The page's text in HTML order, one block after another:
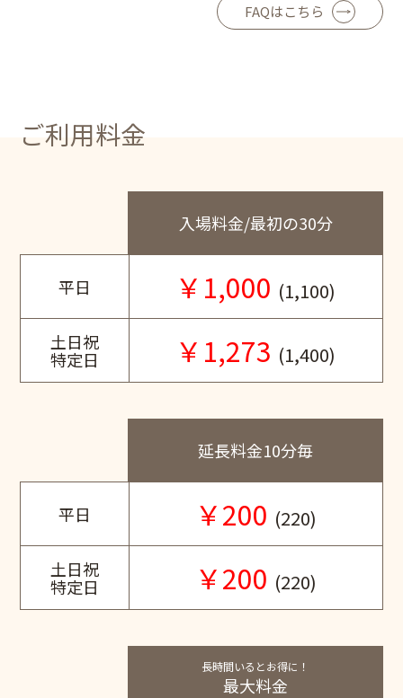
FAQはこちら
ご利用料金
入場料金/最初の30分
平日 ￥1,000 (1,100)
土日祝
特定日 ￥1,273 (1,400)
延長料金10分毎
平日 ￥200 (220)
土日祝
特定日 ￥200 (220)
長時間いるとお得に！
最大料金